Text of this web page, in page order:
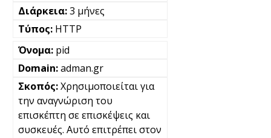
3 μήνες
HTTP
pid
adman.gr
Χρησιμοποιείται για
την αναγνώριση του
επισκέπτη σε επισκέψεις και
συσκευές. Αυτό επιτρέπει στον